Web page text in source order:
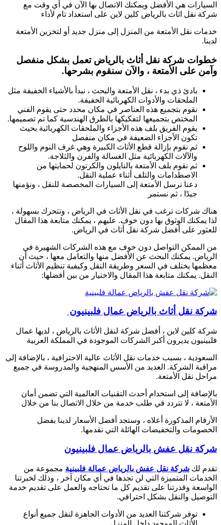
السيارات هي الأفضل ويمكنك الاتصال بها الآن في أي وقت مع
شركة نقل اثاث بالرياض كلين لاين على استعداد تام لأداء
خدمات نقل الأمتعة من المنزل إلى منزل جديد أو لتخزين الأمتعة
لدينا.
خطوات شركة نقل أثاث بالرياض تعمل بشكل منفصل
وآمن على الأمتعة ، والآن سنقوم بشرحها.
بادئ ذي بدء ، نقل الأمتعة والبحث ، نبدأ بالأشياء الخفيفة مثل
الملحقات والأدوات الكهربائية الخفيفة.
نقوم بتجميع هذه العناصر في مكان محدد حتى يقوم الفني
المختص بتجميعها لتفكيكها بالطرق الهندسية كما تم تصميمها.
يقوم الفريق بلف هذه الأجزاء والملحقات الكهربائية بحيث
تكون الأجزاء الضعيفة في مكان منفصل
ثم نقوم بإزالة قطع الأثاث الكبيرة وهي غرف النوم واللوح
والآلات الكهربائية مثل الغسالة والفرن والثلاجة.
ثم نقوم بلف الأمتعة بالنايلون والكرتون لحمايتها من
الاصطدامات والتلف أثناء عملية النقل.
دعنا نرسل الأمتعة إلى السيارات المخصصة للنقل ، ونؤمنها
جيدًا ، ثم نستمر
هناك شركات ترغب في نقل الأثاث في الرياض ، وتتحرك بسهولة ،
لذا يمكنك الوثوق بها دون خوف. عليهم ، يمكنك متابعة هذا المقال
للعثور على أفضل شركة نقل أثاث في الرياض.
من الممكن التواصل دون خوف مع هذه الشركات الشهيرة في
الرياض. يمكنك البحث عن الأفضل منها والتعامل معها ، حيث أن
معظمها يختلف في السعر وطريقة النقل وكيفية تنظيم الأثاث أثناء
النقل. يمكنك متابعة هذا المقال والاختيار من بين أفضلها:
شركة نقل أثاث بالرياض عمال فلبينيون
شركة كلين لاين ، أفضل شركة لنقل الأثاث بالرياض ، لديها عمال
فلبينيون يديرون أكبر الشركات الموجودة في المملكة العربية
السعودية ، بسبب خدمات نقل الأثاث عالية الاحترافية ، بالإضافة إلى
مراقبة الشركة. العديد من الأسس المنهجية والمدروسة في جميع
مراحل نقل الأمتعة.
بالإضافة إلى استخدام أحدث التقنيات العالمية التي تضمن أمان
الأمتعة ، لا تتردد في طلب خدمة من خلال الاتصال بنا من خلال
الأرقام المذكورة أعلاه ، وستجد أفضل الأسعار لدينا بفضل
الخصومات والتخفيضات الهائلة التي نقدمها.
شركة نقل عفش بالرياض عمال فلبينيون
تقدم لك شركة نقل عفش بالرياض عمالة فلبينية مجموعة من
الخدمات المتميزة التي لن تجدها في أي مكان آخر ، وذلك لخبرتنا
الواسعة وقدرتنا على تقديم كل ما تحتاجه والعمل على تقديم خدمة
التوصيل والنقل بشكل احترافي.
توفر شركتنا العديد من الأدوات الجاهزة لنقل جميع أنواع
الأثاث الموجود داخل المنزل.